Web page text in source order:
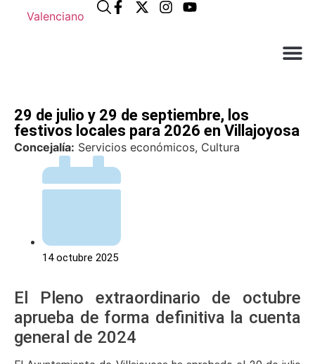
Valenciano
29 de julio y 29 de septiembre, los
festivos locales para 2026 en Villajoyosa
Concejalía: Servicios económicos, Cultura
14 octubre 2025
El Pleno extraordinario de octubre
aprueba de forma definitiva la cuenta
general de 2024